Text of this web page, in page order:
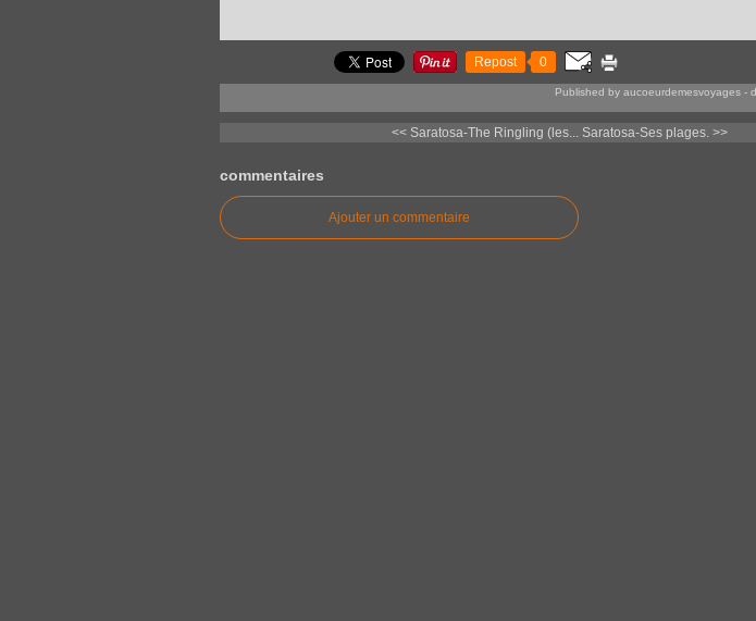
Repost 0
Published by aucoeurdemesvoyages -
<< Saratosa-The Ringling (les... Saratosa-Ses plages. >>
commentaires
Ajouter un commentaire